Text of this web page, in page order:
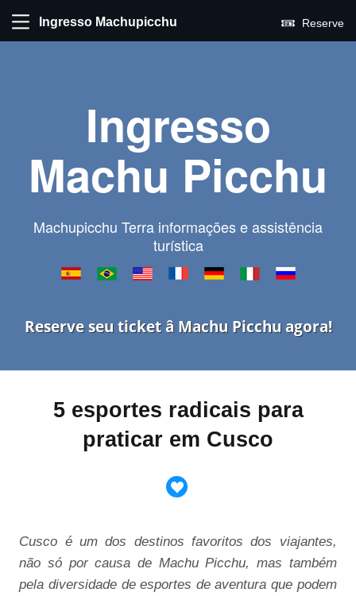
Ingresso Machupicchu Reserve
Ingresso
Machu Picchu
Machupicchu Terra informações e assistência
turística
Reserve seu ticket â Machu Picchu agora!
5 esportes radicais para
praticar em Cusco
Cusco é um dos destinos favoritos dos viajantes,
não só por causa de Machu Picchu, mas também
pela diversidade de esportes de aventura que podem